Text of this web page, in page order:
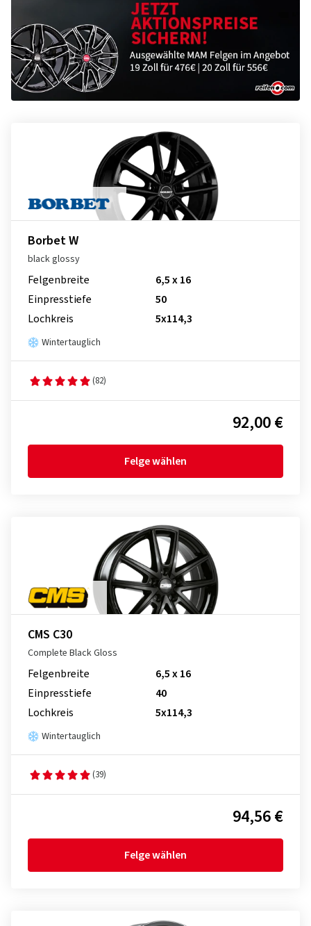
Borbet W
black glossy
Felgenbreite
6,5 x 16
Einpresstiefe
50
Lochkreis
5x114,3
Wintertauglich
(82)
92,00 €
Felge wählen
CMS C30
Complete Black Gloss
Felgenbreite
6,5 x 16
Einpresstiefe
40
Lochkreis
5x114,3
Wintertauglich
(39)
94,56 €
Felge wählen